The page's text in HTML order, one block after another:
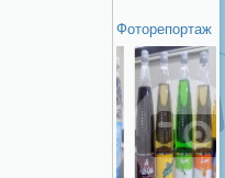
Фоторепортаж